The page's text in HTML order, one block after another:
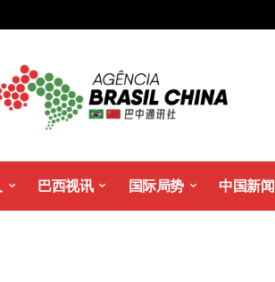
巴西视讯 国际局势 中国新闻